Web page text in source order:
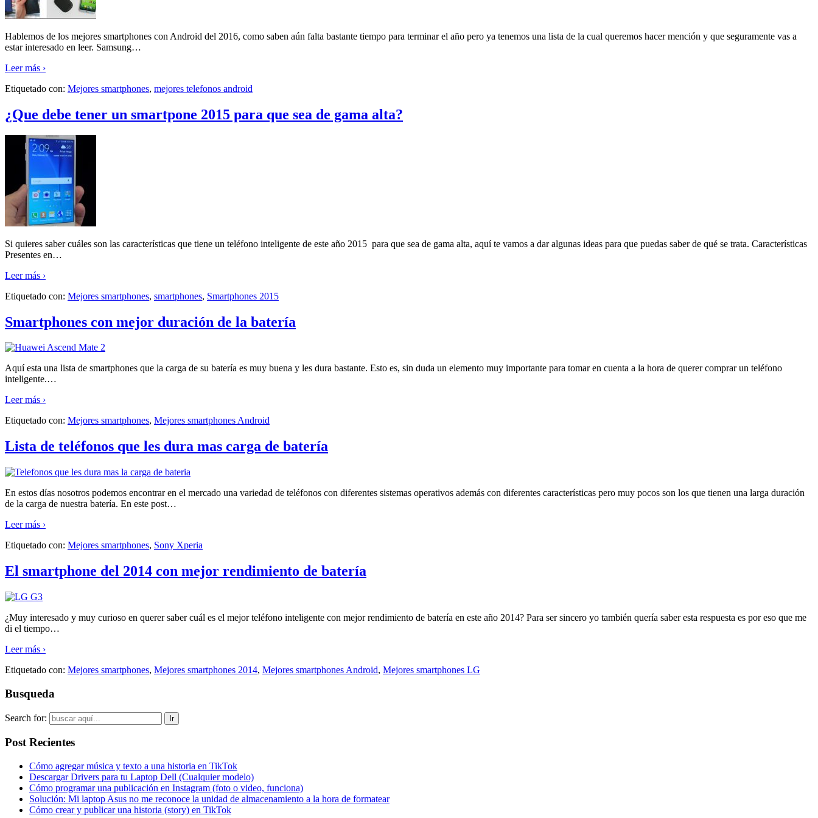
Hablemos de los mejores smartphones con Android del 2016, como saben aún falta bastante tiempo para terminar el año pero ya tenemos una lista de la cual queremos hacer mención y que seguramente vas a
estar interesado en leer. Samsung…
Leer más ›
Etiquetado con: Mejores smartphones, mejores telefonos android
¿Que debe tener un smartpone 2015 para que sea de gama alta?
Si quieres saber cuáles son las características que tiene un teléfono inteligente de este año 2015 para que sea de gama alta, aquí te vamos a dar algunas ideas para que puedas saber de qué se trata. Características
Presentes en…
Leer más ›
Etiquetado con: Mejores smartphones, smartphones, Smartphones 2015
Smartphones con mejor duración de la batería
Aquí esta una lista de smartphones que la carga de su batería es muy buena y les dura bastante. Esto es, sin duda un elemento muy importante para tomar en cuenta a la hora de querer comprar un teléfono
inteligente.…
Leer más ›
Etiquetado con: Mejores smartphones, Mejores smartphones Android
Lista de teléfonos que les dura mas carga de batería
En estos días nosotros podemos encontrar en el mercado una variedad de teléfonos con diferentes sistemas operativos además con diferentes características pero muy pocos son los que tienen una larga duración
de la carga de nuestra batería. En este post…
Leer más ›
Etiquetado con: Mejores smartphones, Sony Xperia
El smartphone del 2014 con mejor rendimiento de batería
¿Muy interesado y muy curioso en querer saber cuál es el mejor teléfono inteligente con mejor rendimiento de batería en este año 2014? Para ser sincero yo también quería saber esta respuesta es por eso que me
di el tiempo…
Leer más ›
Etiquetado con: Mejores smartphones, Mejores smartphones 2014, Mejores smartphones Android, Mejores smartphones LG
Busqueda
Search for:
Post Recientes
Cómo agregar música y texto a una historia en TikTok
Descargar Drivers para tu Laptop Dell (Cualquier modelo)
Cómo programar una publicación en Instagram (foto o video, funciona)
Solución: Mi laptop Asus no me reconoce la unidad de almacenamiento a la hora de formatear
Cómo crear y publicar una historia (story) en TikTok